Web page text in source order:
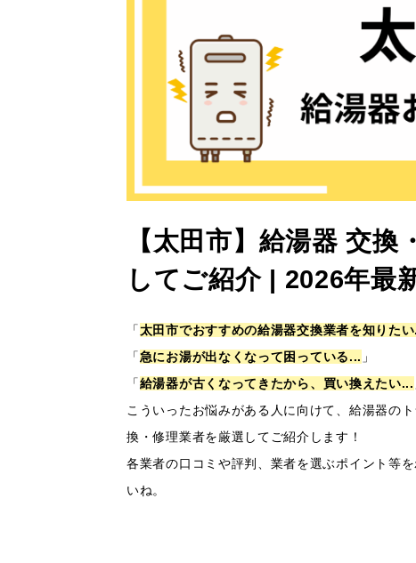
【太田市】給湯器 交
してご紹介 | 2026年最
「太田市でおすすめの給湯器交換業者を知りた
「急にお湯が出なくなって困っている... 」
「給湯器が古くなってきたから、買い換えたい...
こういったお悩みがある人に向けて、給湯器の
換・修理業者を厳選してご紹介します！
各業者の口コミや評判、業者を選ぶポイント等
いね。